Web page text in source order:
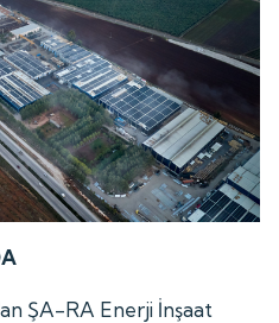
ŞA-RA Enerji İnşaat